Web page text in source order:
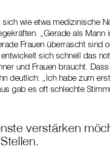
wie etwa medizinische
„Gerade als Mann
Frauen überrascht sind
sich schnell das
und Frauen braucht.
deutlich: „Ich habe zum
gab es oft schlechte
verstärken